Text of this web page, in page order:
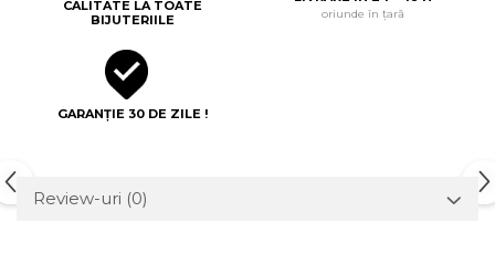
CALITATE LA TOATE
BIJUTERIILE
oriunde în țară
GARANȚIE 30 DE ZILE !
Review-uri (0)